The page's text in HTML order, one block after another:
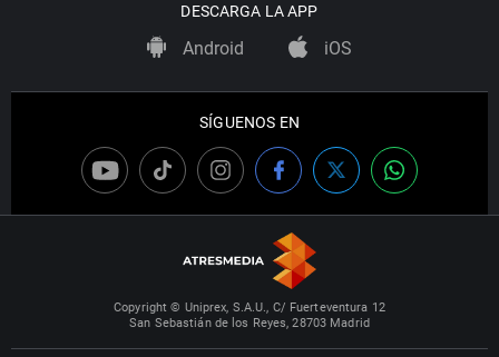
DESCARGA LA APP
Android iOS
SÍGUENOS EN
Copyright © Uniprex, S.A.U., C/ Fuerteventura 12
San Sebastián de los Reyes, 28703 Madrid